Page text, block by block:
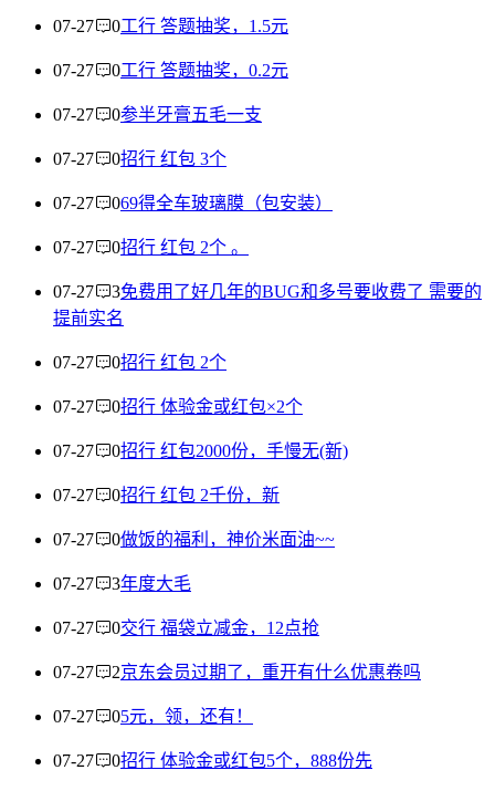
07-27 0工行 答题抽奖，1.5元
07-27 0工行 答题抽奖，0.2元
07-27 0参半牙膏五毛一支
07-27 0招行 红包 3个
07-27 069得全车玻璃膜（包安装）
07-27 0招行 红包 2个 。
07-27 3免费用了好几年的BUG和多号要收费了 需要的
提前实名
07-27 0招行 红包 2个
07-27 0招行 体验金或红包×2个
07-27 0招行 红包2000份，手慢无(新)
07-27 0招行 红包 2千份，新
07-27 0做饭的福利，神价米面油~~
07-27 3年度大毛
07-27 0交行 福袋立减金，12点抢
07-27 2京东会员过期了，重开有什么优惠卷吗
07-27 05元，领，还有！
07-27 0招行 体验金或红包5个，888份先